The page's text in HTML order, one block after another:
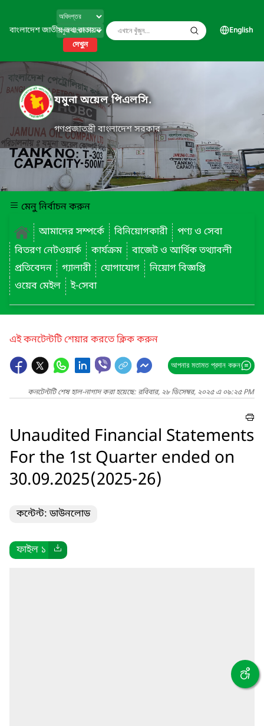
বাংলাদেশ জাতীয় তথ্য বাতায়ন
দেখুন
English
যমুনা অয়েল পিএলসি.
গণপ্রজাতন্ত্রী বাংলাদেশ সরকার
মেনু নির্বাচন করুন
আমাদের সম্পর্কে
বিনিয়োগকারী
পণ্য ও সেবা
বিতরণ নেটওয়ার্ক
কার্যক্রম
বাজেট ও আর্থিক তথ্যাবলী
প্রতিবেদন
গ্যালারী যোগাযোগ
নিয়োগ বিজ্ঞপ্তি
ওয়েব মেইল
ই-সেবা
এই কনটেন্টটি শেয়ার করতে ক্লিক করুন
আপনার মতামত প্রদান করুন
কনটেন্টটি শেষ হাল-নাগাদ করা হয়েছে: রবিবার, ২৮ ডিসেম্বর, ২০২৫ এ ০৯:২৫ PM
Unaudited Financial Statements
For the 1st Quarter ended on
30.09.2025(2025-26)
কন্টেন্ট: ডাউনলোড
ফাইল ১